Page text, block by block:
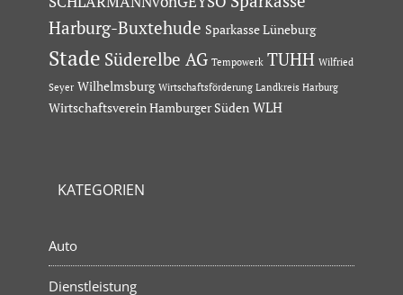
Harburg-Buxtehude Sparkasse Lüneburg
Stade Süderelbe AG Tempowerk TUHH Wilfried
Seyer Wilhelmsburg Wirtschaftsförderung Landkreis Harburg
Wirtschaftsverein Hamburger Süden WLH
KATEGORIEN
Auto
Dienstleistung